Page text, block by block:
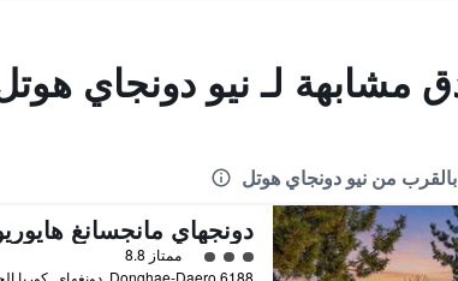
مشابهة لـ نيو دونجاي
من نيو دونجاي هوتل
تقييم فئة 3ممتاز 8.8
6188 Donghae-Daero, دونغهاي, كوريا الجنوبية